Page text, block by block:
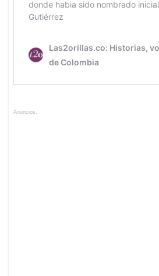
Anuncios.